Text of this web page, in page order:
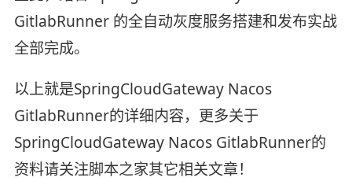
GitlabRunner 的全自动灰度服务搭建和发布实战
全部完成。
以上就是SpringCloudGateway Nacos
GitlabRunner的详细内容，更多关于
SpringCloudGateway Nacos GitlabRunner的
资料请关注脚本之家其它相关文章！